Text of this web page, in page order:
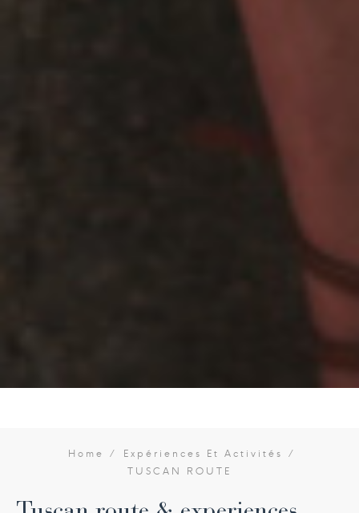
Home
Expériences Et Activités
TUSCAN ROUTE